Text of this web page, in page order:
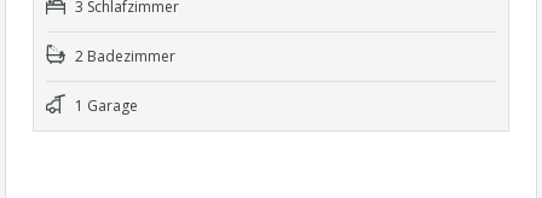
3 Schlafzimmer
2 Badezimmer
1 Garage